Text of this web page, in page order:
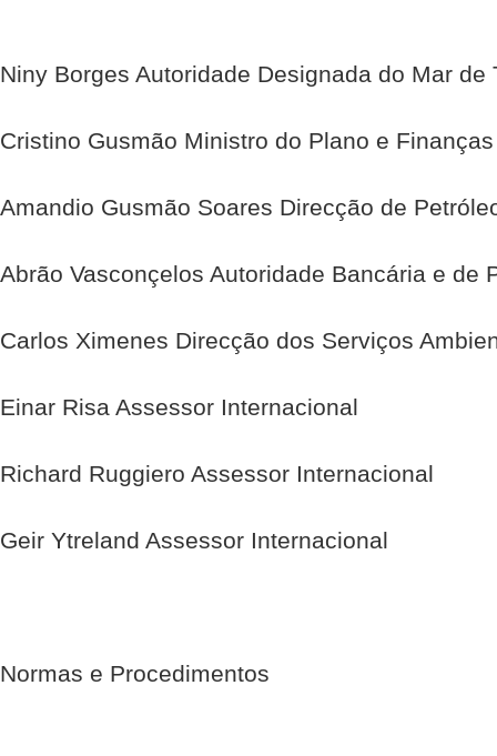
Niny Borges Autoridade Designada do Mar de
Cristino Gusmão Ministro do Plano e Finanças
Amandio Gusmão Soares Direcção de
Abrão Vasconçelos Autoridade Bancária e de
Carlos Ximenes Direcção dos Serviços
Einar Risa Assessor Internacional
Richard Ruggiero Assessor Internacional
Geir Ytreland Assessor Internacional
Normas e Procedimentos